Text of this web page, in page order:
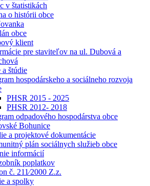
v štatistikách
o histórii obce
obce
klient
pre staviteľov na ul. Dubová a
štúdie
hospodárskeho a sociálneho rozvoja
PHSR 2015 - 2025
PHSR 2012- 2018
odpadového hospodárstva obce
Bohunice
a projektové dokumentácie
plán sociálnych služieb obce
informácií
poplatkov
č. 211⁄2000 Z.z.
a spolky